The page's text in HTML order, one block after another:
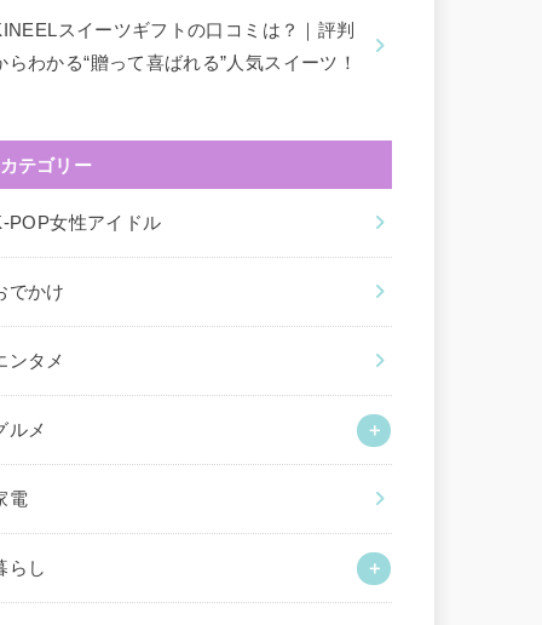
スイーツギフトの口コミは？｜評判
らわかる“贈って喜ばれる”人気スイーツ！
カテゴリー
POP女性アイドル
でかけ
ンタメ
ルメ
電
らし